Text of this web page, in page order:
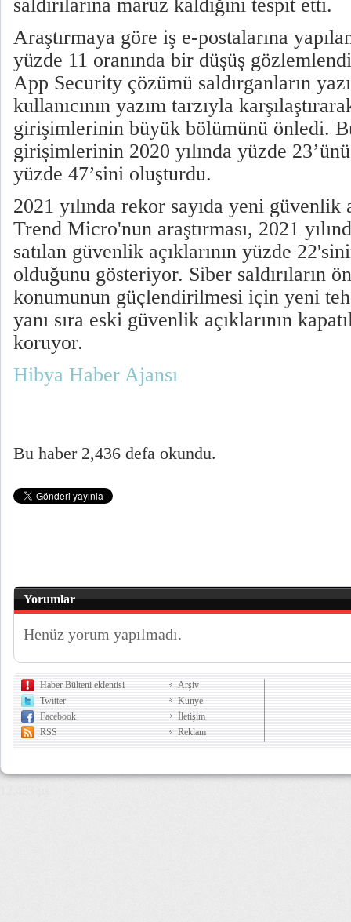
saldırılarına maruz kaldığını tespit etti.
Araştırmaya göre iş e-postalarına
yüzde 11 oranında bir düşüş
App Security çözümü saldırganların
kullanıcının yazım tarzıyla
girişimlerinin büyük bölümünü önledi.
girişimlerinin 2020 yılında yüzde
yüzde 47’sini oluşturdu.
2021 yılında rekor sayıda yeni güvenlik
Trend Micro'nun araştırması, 2021
satılan güvenlik açıklarının yüzde
olduğunu gösteriyor. Siber saldırıların
konumunun güçlendirilmesi için yeni
yanı sıra eski güvenlik açıklarının
koruyor.
Hibya Haber Ajansı
Bu haber 2,436 defa okundu.
Yorumlar
Henüz yorum yapılmadı.
Haber Bülteni eklentisi
Twitter
Facebook
RSS
Arşiv
Künye
İletişim
Reklam